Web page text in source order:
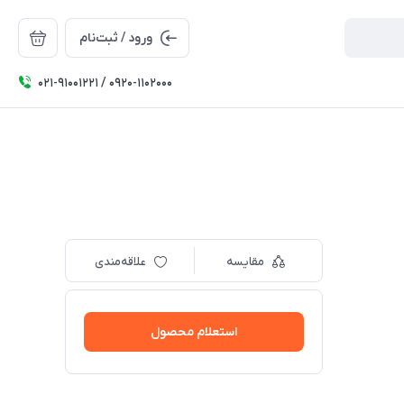
ورود / ثبت‌نام
۰۲۱-91001221 / 0920-1102000
مقایسه علاقه‌مندی
استعلام محصول